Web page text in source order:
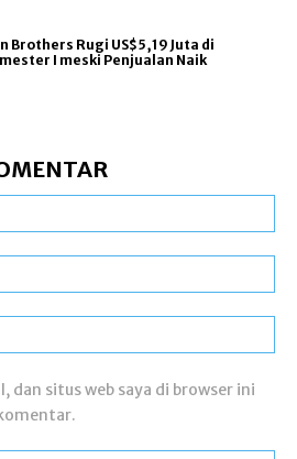
Brothers Rugi US$5,19 Juta di
I meski Penjualan Naik
dan situs web saya di browser ini